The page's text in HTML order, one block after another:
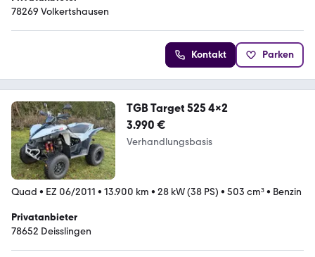
78269 Volkertshausen
Kontakt Parken
TGB Target 525 4x2
3.990 €
Verhandlungsbasis
Quad • EZ 06/2011 • 13.900 km • 28 kW (38 PS) • 503 cm³• Benzin
Privatanbieter
78652 Deisslingen